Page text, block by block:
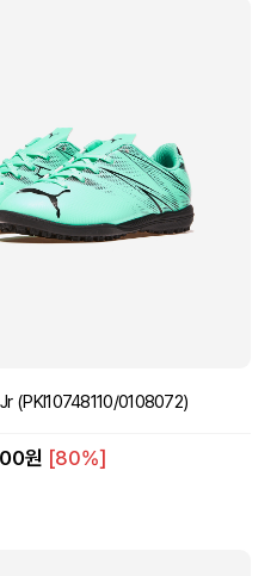
(PKI10748110/0108072)
원 [80%]